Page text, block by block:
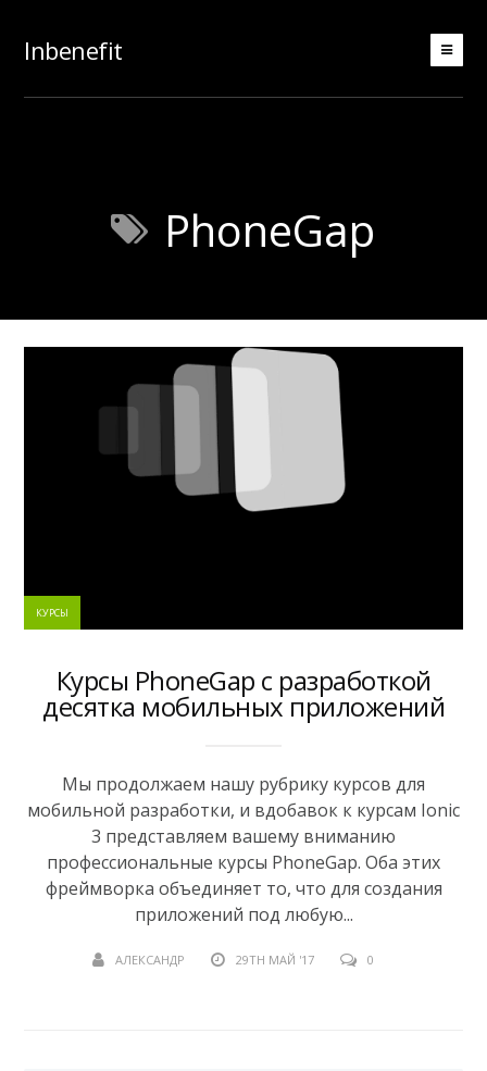
Inbenefit
PhoneGap
КУРСЫ
Курсы PhoneGap с разработкой
десятка мобильных приложений
Мы продолжаем нашу рубрику курсов для
мобильной разработки, и вдобавок к курсам Ionic
3 представляем вашему вниманию
профессиональные курсы PhoneGap. Оба этих
фреймворка объединяет то, что для создания
приложений под любую...
АЛЕКСАНДР 29TH МАЙ '17 0